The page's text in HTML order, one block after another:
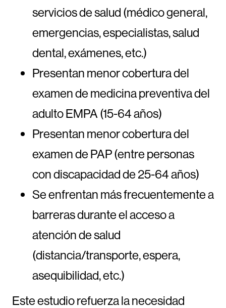
servicios de salud (médico general,
emergencias, especialistas, salud
dental, exámenes, etc.)
Presentan menor cobertura del
examen de medicina preventiva del
adulto EMPA (15-64 años)
Presentan menor cobertura del
examen de PAP (entre personas
con discapacidad de 25-64 años)
Se enfrentan más frecuentemente a
barreras durante el acceso a
atención de salud
(distancia/transporte, espera,
asequibilidad, etc.)
Este estudio refuerza la necesidad